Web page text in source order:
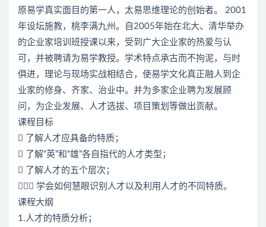
原易学真实面目的第一人，太易思维理论的创始者。 2001
年设坛施教，桃李满九州。自2005年始在北大、清华举办
的企业家培训班授课以来，受到广大企业家的热爱与认
可，并被聘请为易学教授。学术特点承古而不拘泥，与时
俱进，理论与现场实战相结合，使易学文化真正融人到企
业家的修身、齐家、治业中。并为多家企业聘为发展顾
问，为企业发展、人才选拔、项目策划等做出贡献。
课程目标
 了解人才应具备的特质；
 了解“英”和“雄”各自指代的人才类型；
 了解人才的五个层次；
 学会如何慧眼识别人才以及利用人才的不同特质。
课程大纲
1.人才的特质分析；